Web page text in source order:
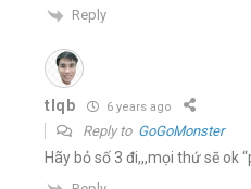
Reply
tlqb 6 years ago
Reply to GoGoMonster
Hãy bỏ số 3 đi,,,mọi thứ sẽ ok